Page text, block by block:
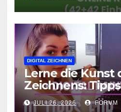
DIGITAL ZEICHNEN
Lerne die Kunst
Zeichnens:
für kreative
JULI 26, 2026 FORVM